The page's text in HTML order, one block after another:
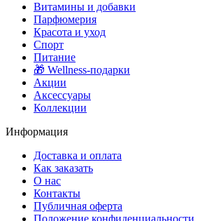
Витамины и добавки
Парфюмерия
Красота и уход
Спорт
Питание
🎁 Wellness-подарки
Акции
Аксессуары
Коллекции
Информация
Доставка и оплата
Как заказать
О нас
Контакты
Публичная оферта